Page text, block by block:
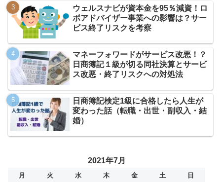
ウェルスナビが資本金を95％減資！ロ
ボアドバイザー事業への影響は？サー
ビス終了リスクを考察
マネーフォワードがサービス改悪！？
日商簿記１級が切る同社決算とサービ
ス改悪・終了リスクへの対処法
日商簿記検定1級に合格したら人生が
変わった話（転職・出世・副収入・結
婚）
2021年7月
月 火 水 木 金 土 日